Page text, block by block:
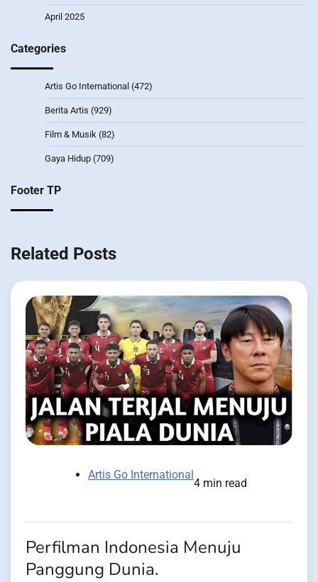
April 2025
Categories
Artis Go International (472)
Berita Artis (929)
Film & Musik (82)
Gaya Hidup (709)
Footer TP
Related Posts
Artis Go International
4 min read
Perfilman Indonesia Menuju
Panggung Dunia.